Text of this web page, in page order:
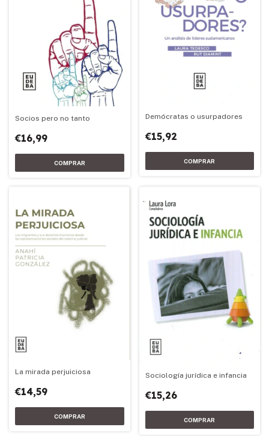
Socios pero no tanto
€16,99
Demócratas o usurpadores
€15,92
La mirada perjuiciosa
€14,59
Sociología jurídica e infancia
€15,26